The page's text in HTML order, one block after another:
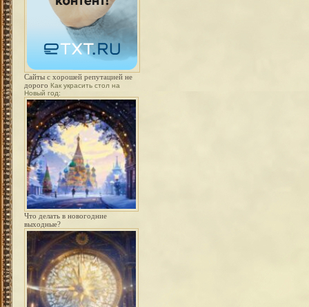
Сайты с хорошей репутацией не
дорого Как украсить стол на
Новый год:
Что делать в новогодние
выходные?